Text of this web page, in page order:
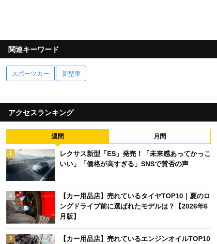
関連キーワード
スポーツカー 新型車
アクセスランキング
週間 月間
1
レクサス新型「ES」発売！「未来感あってかっこ
いい」「価格が高すぎる」SNSで賛否の声
2
【カー用品店】売れているタイヤTOP10｜夏のロ
ングドライブ前に選ばれたモデルは？【2026年6
月版】
3 【カー用品店】売れているエンジンオイルTOP10